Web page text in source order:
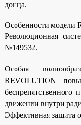
донца.
Особенности модели
Революционная
№149532.
Особая
REVOLUTION
беспрепятственного
движении внутри
Эффективная защита